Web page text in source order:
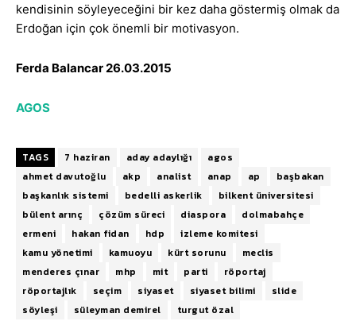
kendisinin söyleyeceğini bir kez daha göstermiş olmak da
Erdoğan için çok önemli bir motivasyon.
Ferda Balancar 26.03.2015
AGOS
TAGS 7 haziran aday adaylığı
agos
ahmet davutoğlu
akp analist anap ap
başbakan
başkanlık sistemi
bedelli askerlik
bilkent üniversitesi
bülent arınç
çözüm süreci diaspora
dolmabahçe
ermeni
hakan fidan hdp
izleme komitesi
kamu yönetimi
kamuoyu kürt sorunu
meclis
menderes çınar
mhp mit parti
röportaj
röportajlık
seçim siyaset siyaset bilimi
slide
söyleşi
süleyman demirel turgut özal